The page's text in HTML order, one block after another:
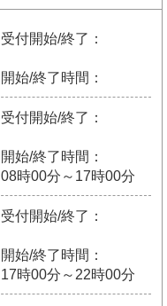
受付開始/終了：
開始/終了時間：
受付開始/終了：
開始/終了時間：
08時00分～17時00分
受付開始/終了：
開始/終了時間：
17時00分～22時00分